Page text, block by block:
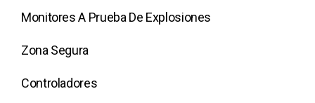
Monitores A Prueba De Explosiones
Zona Segura
Controladores